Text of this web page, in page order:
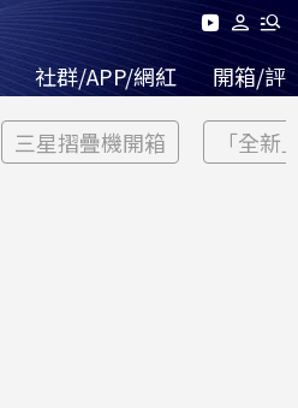
社群/APP/網紅 開箱/評
三星摺疊機開箱 「全新